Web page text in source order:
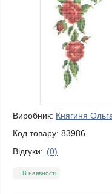
Виробник: Княгиня
Код товару: 83986
Відгуки: (0)
В наявності